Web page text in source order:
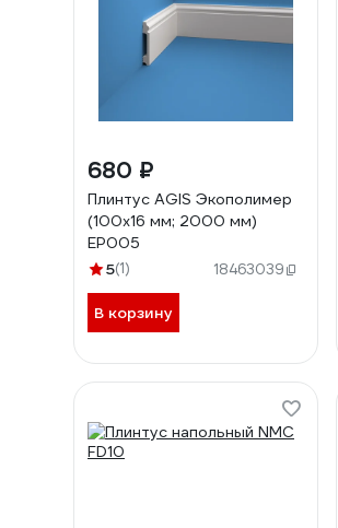
680 ₽
Плинтус AGIS Экополимер
(100x16 мм; 2000 мм)
EP005
5(1) 18463039
В корзину